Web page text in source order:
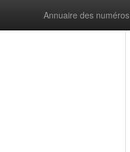
Annuaire des numéros